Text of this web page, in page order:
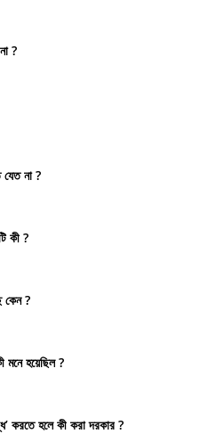
?
যেত না ?
কী ?
কেন ?
মনে হয়েছিল ?
করতে হলে কী করা দরকার ?